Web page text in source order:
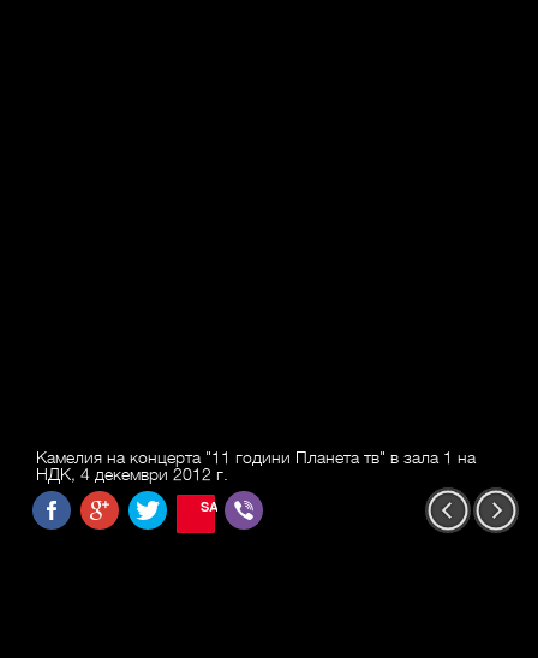
Камелия на концерта "11 години Планета тв" в зала 1 на
НДК, 4 декември 2012 г.
SAVE